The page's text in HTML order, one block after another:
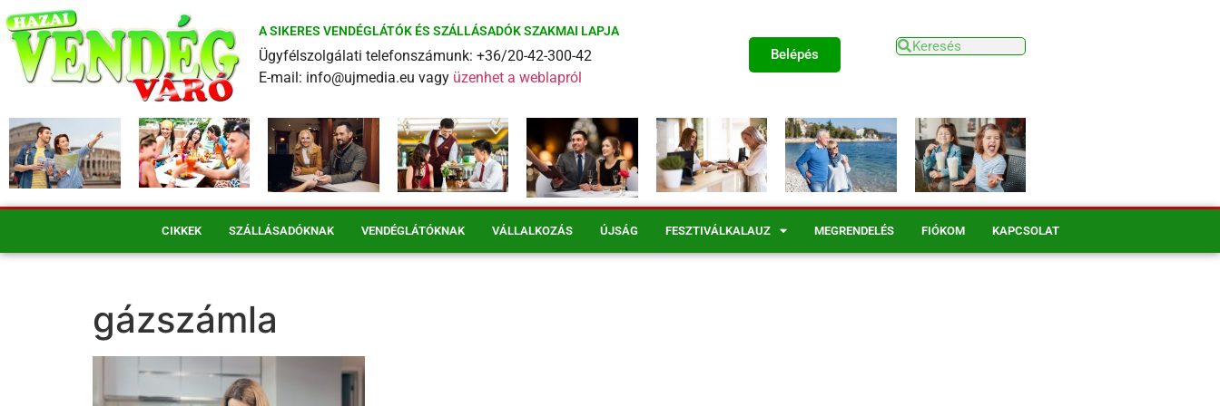
A SIKERES VENDÉGLÁTÓK ÉS SZÁLLÁSADÓK SZAKMAI LAPJA
Ügyfélszolgálati telefonszámunk: +36/20-42-300-42
E-mail: info@ujmedia.eu vagy üzenhet a weblapról
Belépés
CIKKEK SZÁLLÁSADÓKNAK VENDÉGLÁTÓKNAK VÁLLALKOZÁS ÚJSÁG FESZTIVÁLKALAUZ MEGRENDELÉS FIÓKOM KAPCSOLAT
gázszámla